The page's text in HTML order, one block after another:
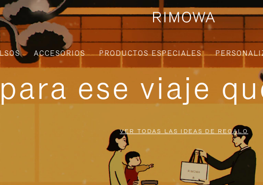
ACCESORIOS PRODUCTOS ESPECIALES
ese viaje
VER TODAS LAS IDEAS DE REGALO